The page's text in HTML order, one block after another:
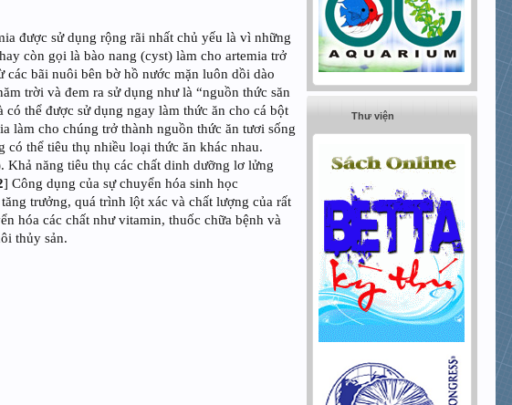
được sử dụng rộng rãi nhất chủ yếu là vì những
còn gọi là bào nang (cyst) làm cho artemia trở
bãi nuôi bên bờ hồ nước mặn luôn dồi dào
trời và đem ra sử dụng như là “nguồn thức săn
thể được sử dụng ngay làm thức ăn cho cá bột
làm cho chúng trở thành nguồn thức ăn tươi sống
thể tiêu thụ nhiều loại thức ăn khác nhau.
năng tiêu thụ các chất dinh dưỡng lơ lửng
] Công dụng của sự chuyển hóa sinh học
trưởng, quá trình lột xác và chất lượng của rất
hóa các chất như vitamin, thuốc chữa bệnh và
thủy sản.
Thư viện